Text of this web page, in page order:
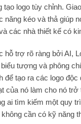
tạo logo tùy chỉnh.
năng kéo và thả giúp
các nhà thiết kế có
hỗ trợ rõ ràng bởi AI,
tượng và phông
để tạo ra các logo
của nó làm cho nó
ai tìm kiếm một quy
cần có kỹ năng